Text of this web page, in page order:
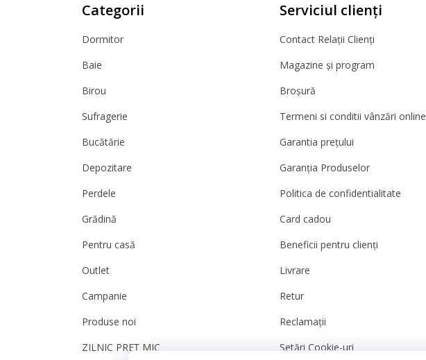
Categorii
Dormitor
Baie
Birou
Sufragerie
Bucătărie
Depozitare
Perdele
Grădină
Pentru casă
Outlet
Campanie
Produse noi
ZILNIC PREȚ MIC
Serviciul clienți
Contact Relații Clienți
Magazine și program
Broșură
Termeni si conditii vânzări online
Garantia prețului
Garanția Produselor
Politica de confidentialitate
Card cadou
Beneficii pentru clienți
Livrare
Retur
Reclamații
Setări Cookie-uri